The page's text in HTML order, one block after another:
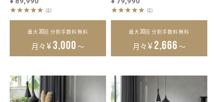
(2)
最大30 回 分割手数料無料
月々¥3,000 ～
(2)
最大30 回 分割手数料無料
月々¥ 2,666 ～